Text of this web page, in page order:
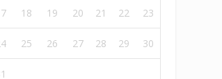
18 19 20 21 22 23
25 26 27 28 29 30